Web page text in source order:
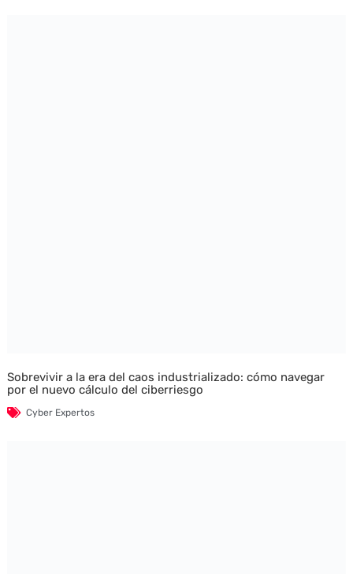
Sobrevivir a la era del caos industrializado: cómo navegar
por el nuevo cálculo del ciberriesgo
Cyber Expertos